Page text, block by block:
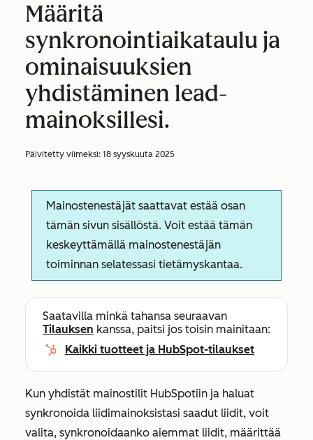
Määritä
synkronointiaikataulu ja
ominaisuuksien
yhdistäminen lead-
mainoksillesi.
Päivitetty viimeksi: 18 syyskuuta 2025
Mainostenestäjät saattavat estää osan
tämän sivun sisällöstä. Voit estää tämän
keskeyttämällä mainostenestäjän
toiminnan selatessasi tietämyskantaa.
Saatavilla minkä tahansa seuraavan
Tilauksen kanssa, paitsi jos toisin mainitaan:
Kaikki tuotteet ja HubSpot-tilaukset
Kun yhdistät mainostilit HubSpotiin ja haluat
synkronoida liidimainoksistasi saadut liidit, voit
valita, synkronoidaanko aiemmat liidit, määrittää